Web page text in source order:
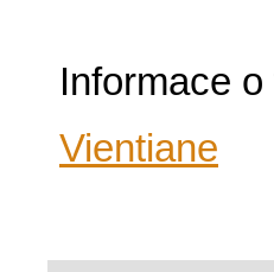
Informace
Vientiane